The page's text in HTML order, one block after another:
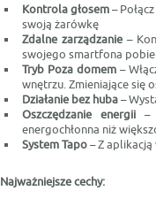
Kontrola głosem–
swoją żarówkę
Zdalne zarządzanie–
swojego smartfona
Tryb Poza domem–
wnętrzu. Zmieniające się
Działanie bez huba–
Oszczędzanie energii –
energochłonna niż
System Tapo– Z
Najważniejsze cechy: